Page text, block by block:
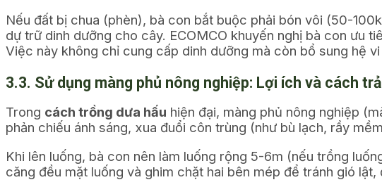
Nếu đất bị chua (phèn), bà con bắt buộc phải bón vôi (50-
dự trữ dinh dưỡng cho cây. ECOMCO khuyến nghị bà con ưu
Việc này không chỉ cung cấp dinh dưỡng mà còn bổ sung hệ
3.3. Sử dụng màng phủ nông nghiệp: Lợi ích và cách
Trong cách trồng dưa hấu hiện đại, màng phủ nông nghiệp
phản chiếu ánh sáng, xua đuổi côn trùng (như bù lạch, rầy
Khi lên luống, bà con nên làm luống rộng 5-6m (nếu trồng
căng đều mặt luống và ghim chặt hai bên mép để tránh gió